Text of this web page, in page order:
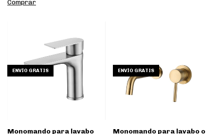
ENVÍO GRATIS
Monomando para lavabo
ENVÍO GRATIS
Monomando para lavabo o